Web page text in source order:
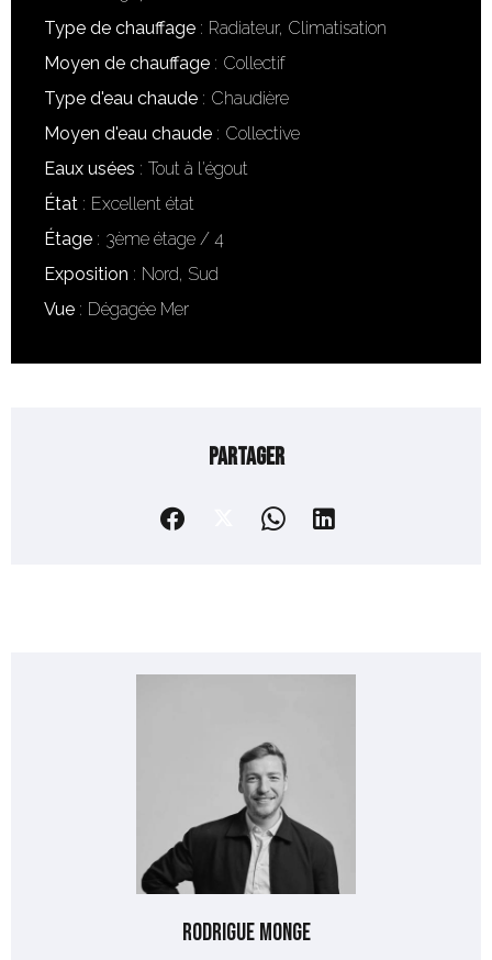
Type de chauffage
Radiateur, Climatisation
Moyen de chauffage
Collectif
Type d'eau chaude
Chaudière
Moyen d'eau chaude
Collective
Eaux usées
Tout à l'égout
État
Excellent état
Étage
3ème étage / 4
Exposition
Nord, Sud
Vue
Dégagée Mer
Partager
Rodrigue MONGE